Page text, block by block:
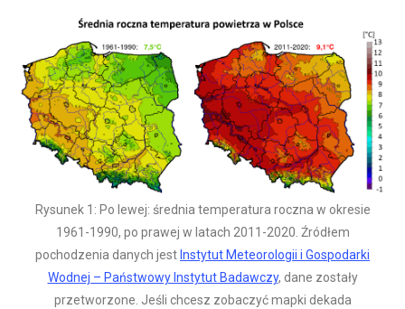
Rysunek 1: Po lewej: średnia temperatura roczna w okresie
1961-1990, po prawej w latach 2011-2020. Źródłem
pochodzenia danych jest Instytut Meteorologii i Gospodarki
Wodnej – Państwowy Instytut Badawczy, dane zostały
przetworzone. Jeśli chcesz zobaczyć mapki dekada